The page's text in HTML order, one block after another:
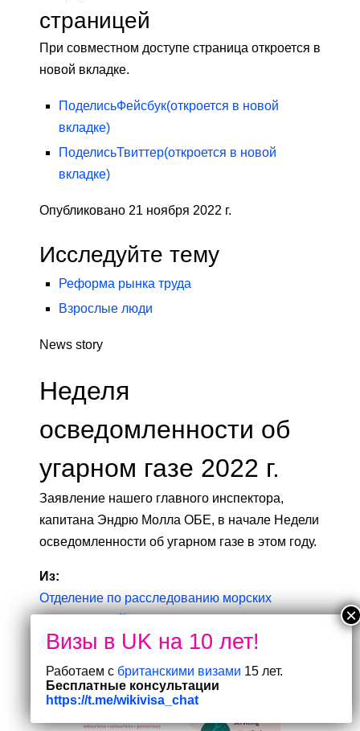
страницей
При совместном доступе страница откроется в
новой вкладке.
ПоделисьФейсбук(откроется в новой
вкладке)
ПоделисьТвиттер(откроется в новой
вкладке)
Опубликовано 21 ноября 2022 г.
Исследуйте тему
Реформа рынка труда
Взрослые люди
News story
Неделя
осведомленности об
угарном газе 2022 г.
Заявление нашего главного инспектора,
капитана Эндрю Молла ОБЕ, в начале Недели
осведомленности об угарном газе в этом году.
Из:
Отделение по расследованию морских
21 ноября 2022 г.
Работаем с британскими визами 15 лет.
Бесплатные консультации
https://t.me/wikivisa_chat